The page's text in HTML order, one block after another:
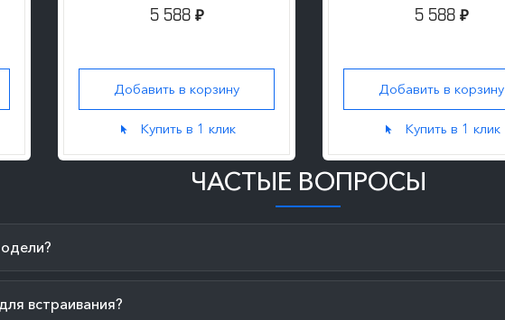
5 588 ₽
Добавить в корзину
Купить в 1 клик
5 588 ₽
Добавить в корзину
Купить в 1 клик
ЧАСТЫЕ ВОПРОСЫ
встраивания?